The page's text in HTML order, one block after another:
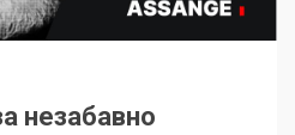
незабавно